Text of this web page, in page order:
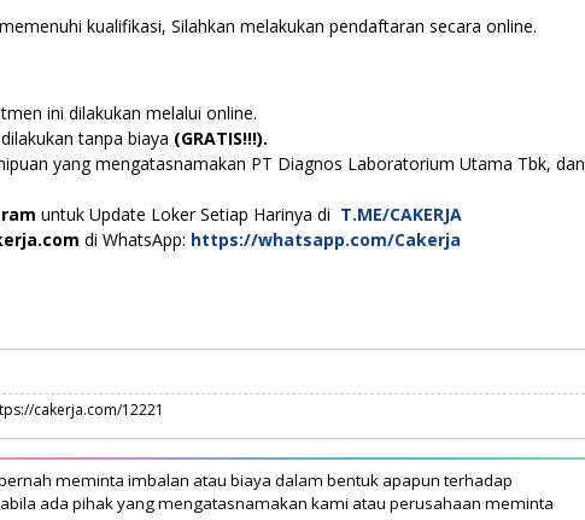
kualifikasi, Silahkan melakukan pendaftaran secara online.
ini dilakukan melalui online.
tanpa biaya (GRATIS!!!).
yang mengatasnamakan PT Diagnos Laboratorium Utama Tbk, dan
untuk Update Loker Setiap Harinya di T.ME/CAKERJA
di WhatsApp: https://whatsapp.com/Cakerja
cakerja.com/12221
meminta imbalan atau biaya dalam bentuk apapun terhadap
ada pihak yang mengatasnamakan kami atau perusahaan meminta